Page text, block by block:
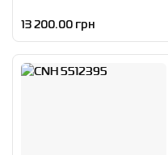
13 200.00 грн